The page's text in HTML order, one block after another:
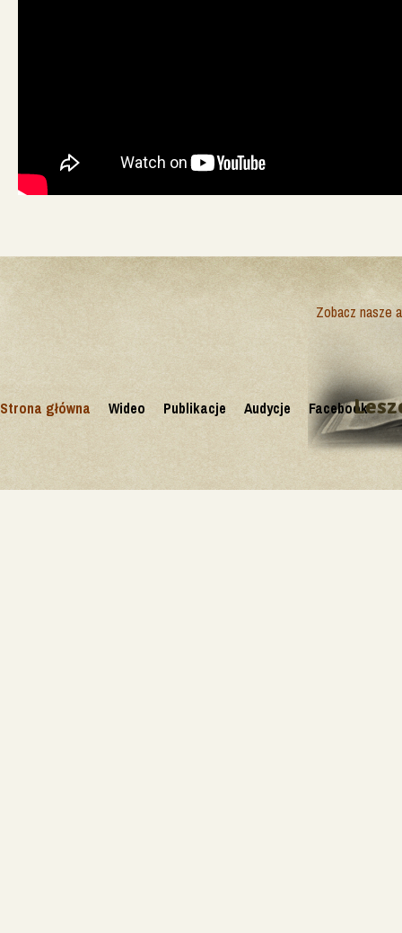
Strona główna Wideo Publikacje Audycje Facebook
Zobacz nasze